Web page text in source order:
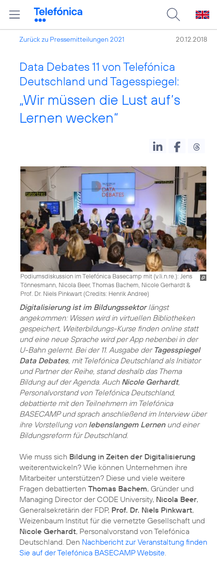
Zurück zu Pressemitteilungen 2021 20.12.2018
Data Debates 11 von Telefónica
Deutschland und Tagesspiegel:
„Wir müssen die Lust auf’s
Lernen wecken“
Podiumsdiskussion im Telefónica Basecamp mit (v.li.n.re.): Jens
Tönnesmann, Nicola Beer, Thomas Bachem, Nicole Gerhardt &
Prof. Dr. Niels Pinkwart (Credits: Henrik Andree)
Digitalisierung ist im Bildungssektorlängst
angekommen: Wissen wird in virtuellen Bibliotheken
gespeichert, Weiterbildungs-Kurse finden online statt
und eine neue Sprache wird per App nebenbei in der
U-Bahn gelernt. Bei der 11. Ausgabe der Tagesspiegel
Data Debates, mit Telefónica Deutschland als Initiator
und Partner der Reihe, stand deshalb das Thema
Bildung auf der Agenda. Auch Nicole Gerhardt,
Personalvorstand von Telefónica Deutschland,
debattierte mit den Teilnehmern im Telefónica
BASECAMP und sprach anschließend im Interview über
ihre Vorstellung von lebenslangem Lernenund einer
Bildungsreform für Deutschland.
Wie muss sich Bildung in Zeiten der Digitalisierung
weiterentwickeln? Wie können Unternehmen ihre
Mitarbeiter unterstützen? Diese und viele weitere
Fragen debattierten Thomas Bachem, Gründer und
Managing Director der CODE University, Nicola Beer,
Generalsekretärin der FDP, Prof. Dr. Niels Pinkwart,
Weizenbaum Institut für die vernetzte Gesellschaft und
Nicole Gerhardt, Personalvorstand von Telefónica
Deutschland. Den Nachbericht zur Veranstaltung finden
Sie auf der Telefónica BASECAMP Website